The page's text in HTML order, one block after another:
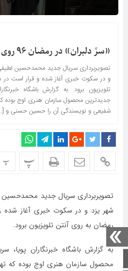
«سرِّ دلبران» در رمضان ۹۶ روی آنتن می‌رود
تصویربرداری سریال جدید محمدحسین
و در سکوت خبری آغاز شده و قرار است در
تلویزیون برود. به گزارش باشگاه
جدیدترین محصول سازمان هنری اوج بوده
شفیعی و نویسندگی آن را حسین حسنی و
پ پ
تصویربرداری سریال جدید
شهر یزد و در سکوت خبری آغاز شده
رمضان به روی آنتن تلویزیون برود.
به گزارش باشگاه خبرنگاران پویا،
محصول سازمان هنری اوج بوده که